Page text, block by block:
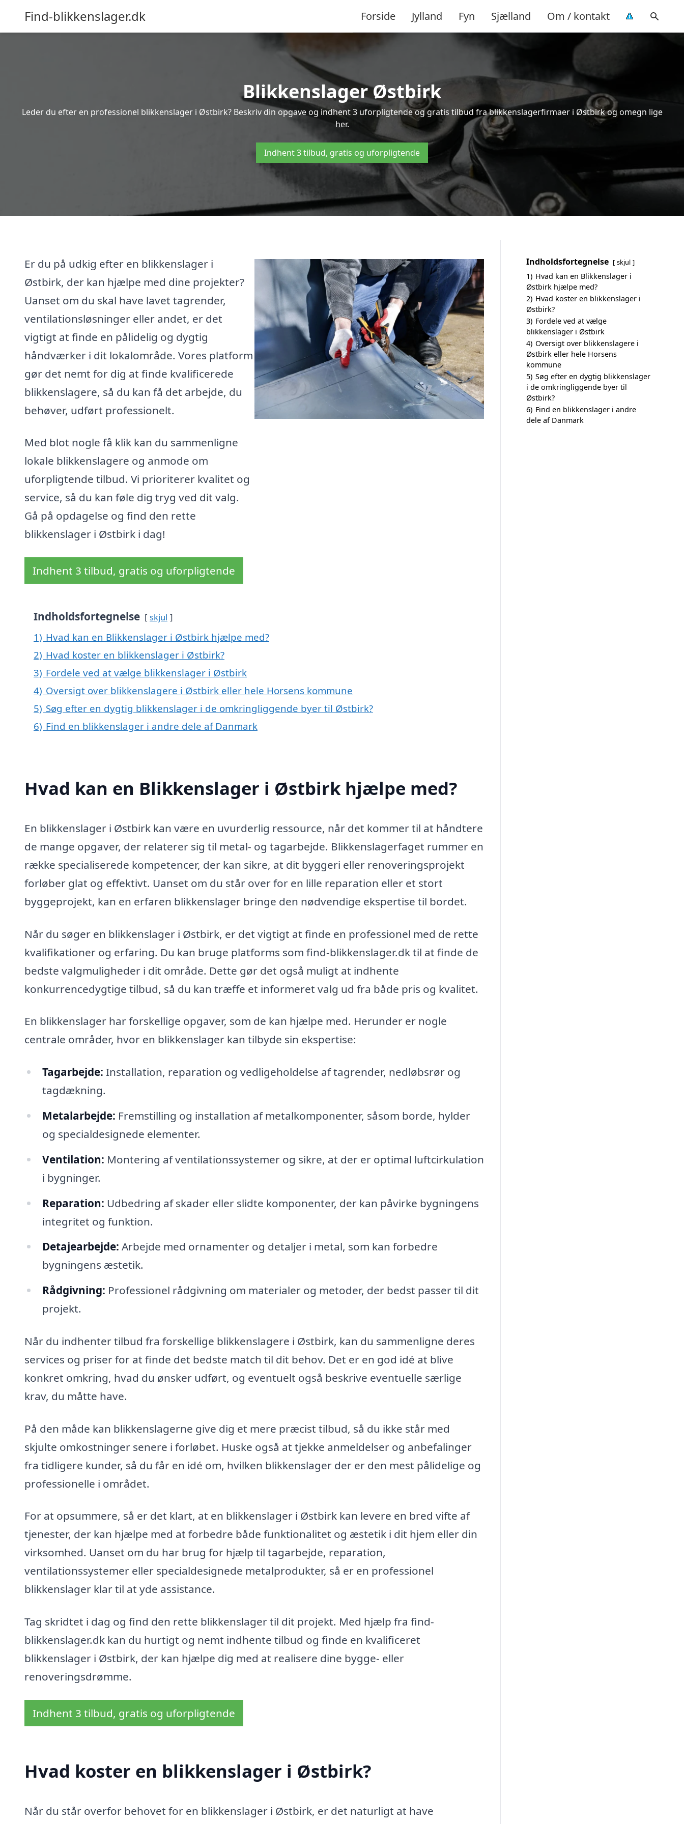
Find-blikkenslager.dk Forside Jylland Fyn Sjælland Om / kontakt
Blikkenslager Østbirk
Leder du efter en professionel blikkenslager i Østbirk? Beskriv din opgave og indhent 3 uforpligtende og gratis tilbud fra blikkenslagerfirmaer i Østbirk og omegn lige
her.
Indhent 3 tilbud, gratis og uforpligtende
Er du på udkig efter en blikkenslager i
Østbirk, der kan hjælpe med dine projekter?
Uanset om du skal have lavet tagrender,
ventilationsløsninger eller andet, er det
vigtigt at finde en pålidelig og dygtig
håndværker i dit lokalområde. Vores platform
gør det nemt for dig at finde kvalificerede
blikkenslagere, så du kan få det arbejde, du
behøver, udført professionelt.
Med blot nogle få klik kan du sammenligne
lokale blikkenslagere og anmode om
uforpligtende tilbud. Vi prioriterer kvalitet og
service, så du kan føle dig tryg ved dit valg.
Gå på opdagelse og find den rette
blikkenslager i Østbirk i dag!
Indhent 3 tilbud, gratis og uforpligtende
Indholdsfortegnelse skjul
1) Hvad kan en Blikkenslager i Østbirk hjælpe med?
2) Hvad koster en blikkenslager i Østbirk?
3) Fordele ved at vælge blikkenslager i Østbirk
4) Oversigt over blikkenslagere i Østbirk eller hele Horsens kommune
5) Søg efter en dygtig blikkenslager i de omkringliggende byer til Østbirk?
6) Find en blikkenslager i andre dele af Danmark
Hvad kan en Blikkenslager i Østbirk hjælpe med?
En blikkenslager i Østbirk kan være en uvurderlig ressource, når det kommer til at håndtere
de mange opgaver, der relaterer sig til metal- og tagarbejde. Blikkenslagerfaget rummer en
række specialiserede kompetencer, der kan sikre, at dit byggeri eller renoveringsprojekt
forløber glat og effektivt. Uanset om du står over for en lille reparation eller et stort
byggeprojekt, kan en erfaren blikkenslager bringe den nødvendige ekspertise til bordet.
Når du søger en blikkenslager i Østbirk, er det vigtigt at finde en professionel med de rette
kvalifikationer og erfaring. Du kan bruge platforms som find-blikkenslager.dk til at finde de
bedste valgmuligheder i dit område. Dette gør det også muligt at indhente
konkurrencedygtige tilbud, så du kan træffe et informeret valg ud fra både pris og kvalitet.
En blikkenslager har forskellige opgaver, som de kan hjælpe med. Herunder er nogle
centrale områder, hvor en blikkenslager kan tilbyde sin ekspertise:
Tagarbejde: Installation, reparation og vedligeholdelse af tagrender, nedløbsrør og
tagdækning.
Metalarbejde: Fremstilling og installation af metalkomponenter, såsom borde, hylder
og specialdesignede elementer.
Ventilation: Montering af ventilationssystemer og sikre, at der er optimal luftcirkulation
i bygninger.
Reparation: Udbedring af skader eller slidte komponenter, der kan påvirke bygningens
integritet og funktion.
Detajearbejde: Arbejde med ornamenter og detaljer i metal, som kan forbedre
bygningens æstetik.
Rådgivning: Professionel rådgivning om materialer og metoder, der bedst passer til dit
projekt.
Når du indhenter tilbud fra forskellige blikkenslagere i Østbirk, kan du sammenligne deres
services og priser for at finde det bedste match til dit behov. Det er en god idé at blive
konkret omkring, hvad du ønsker udført, og eventuelt også beskrive eventuelle særlige
krav, du måtte have.
På den måde kan blikkenslagerne give dig et mere præcist tilbud, så du ikke står med
skjulte omkostninger senere i forløbet. Huske også at tjekke anmeldelser og anbefalinger
fra tidligere kunder, så du får en idé om, hvilken blikkenslager der er den mest pålidelige og
professionelle i området.
For at opsummere, så er det klart, at en blikkenslager i Østbirk kan levere en bred vifte af
tjenester, der kan hjælpe med at forbedre både funktionalitet og æstetik i dit hjem eller din
virksomhed. Uanset om du har brug for hjælp til tagarbejde, reparation,
ventilationssystemer eller specialdesignede metalprodukter, så er en professionel
blikkenslager klar til at yde assistance.
Tag skridtet i dag og find den rette blikkenslager til dit projekt. Med hjælp fra find-
blikkenslager.dk kan du hurtigt og nemt indhente tilbud og finde en kvalificeret
blikkenslager i Østbirk, der kan hjælpe dig med at realisere dine bygge- eller
renoveringsdrømme.
Indhent 3 tilbud, gratis og uforpligtende
Hvad koster en blikkenslager i Østbirk?
Når du står overfor behovet for en blikkenslager i Østbirk, er det naturligt at have
Indholdsfortegnelse skjul
1) Hvad kan en Blikkenslager i
Østbirk hjælpe med?
2) Hvad koster en blikkenslager i
Østbirk?
3) Fordele ved at vælge
blikkenslager i Østbirk
4) Oversigt over blikkenslagere i
Østbirk eller hele Horsens
kommune
5) Søg efter en dygtig blikkenslager
i de omkringliggende byer til
Østbirk?
6) Find en blikkenslager i andre
dele af Danmark